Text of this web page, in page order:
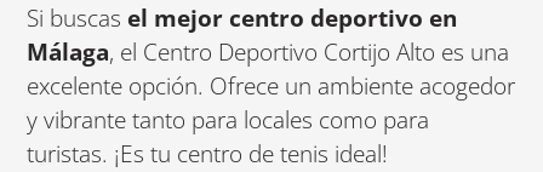
Si buscas el mejor centro deportivo en
Málaga, el Centro Deportivo Cortijo Alto es una
excelente opción. Ofrece un ambiente acogedor
y vibrante tanto para locales como para
turistas. ¡Es tu centro de tenis ideal!